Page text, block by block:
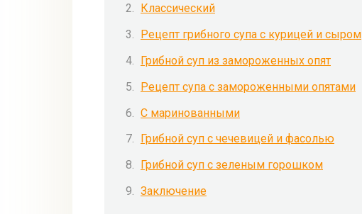
Классический
Рецепт грибного супа с курицей и сыром
Грибной суп из замороженных опят
Рецепт супа с замороженными опятами
С маринованными
Грибной суп с чечевицей и фасолью
Грибной суп с зеленым горошком
Заключение